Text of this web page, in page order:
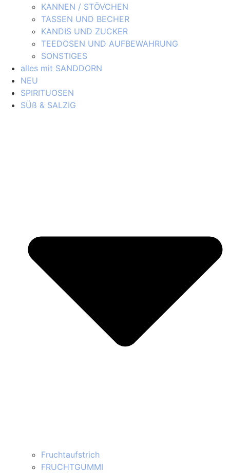
KANNEN / STÖVCHEN
TASSEN UND BECHER
KANDIS UND ZUCKER
TEEDOSEN UND AUFBEWAHRUNG
SONSTIGES
alles mit SANDDORN
NEU
SPIRITUOSEN
SÜß & SALZIG
Fruchtaufstrich
FRUCHTGUMMI